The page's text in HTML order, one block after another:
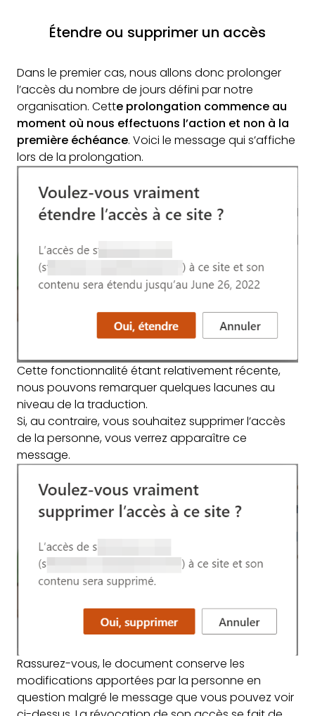
Étendre ou supprimer un accès
Dans le premier cas, nous allons donc prolonger
l’accès du nombre de jours défini par notre
organisation. Cette prolongation commence au
moment où nous effectuons l’action et non à la
première échéance. Voici le message qui s’affiche
lors de la prolongation.
Cette fonctionnalité étant relativement récente,
nous pouvons remarquer quelques lacunes au
niveau de la traduction.
Si, au contraire, vous souhaitez supprimer l’accès
de la personne, vous verrez apparaître ce
message.
Rassurez-vous, le document conserve les
modifications apportées par la personne en
question malgré le message que vous pouvez voir